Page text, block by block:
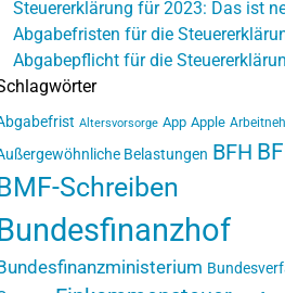
Steuererklärung für 2023: Das ist
Abgabefristen für die
Abgabepflicht für die
Altersvorsorge App Apple
Belastungen BFH
Schreiben